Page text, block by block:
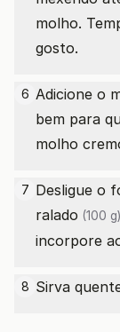
molho.
gosto.
6 Adicione o
bem para
molho
7 Desligue o
ralado (100 g)
incorpore
8 Sirva